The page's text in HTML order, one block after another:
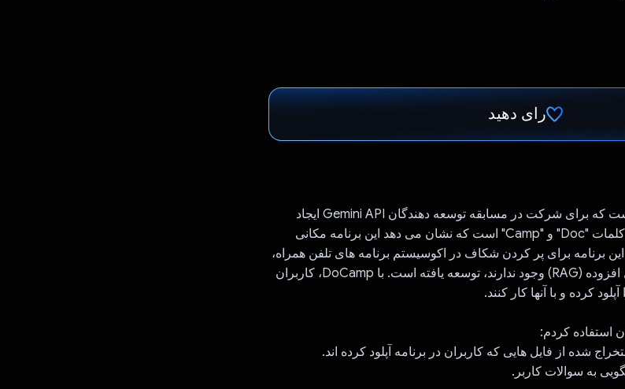
رای دهید
DoCamp یک برنامه اندرویدی است که برای شرکت در مسابقه توسعه دهندگان Gemini API ایجاد
کردم. نام "DoCamp" ترکیبی از کلمات "Doc" و "Camp" است که نشان می دهد این برنامه مکانی
برنامه برای پر کردن شکاف در اکوسیستم برنامه های تلفن همراه،
که در آن برنامه های بازیابی نسل افزوده (RAG) وجود ندارند، توسعه یافته است. با DoCamp، کاربران